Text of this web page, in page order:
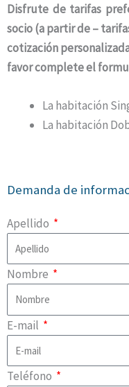
Disfrute de tarifas
socio (a partir de –
cotización
favor complete el
La habitación
La habitación
Demanda de
Apellido
Nombre
E-mail
Teléfono